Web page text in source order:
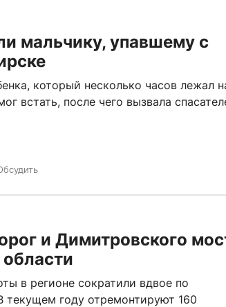
мальчику, упавшему с
который несколько часов лежал
встать, после чего вызвала
и Димитровского
в регионе сократили вдвое по
году отремонтируют 160